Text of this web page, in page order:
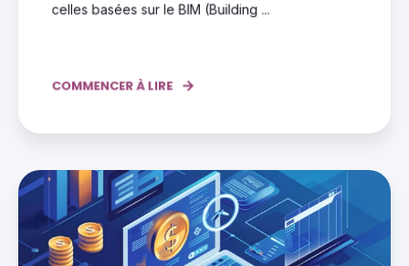
celles basées sur le BIM (Building ...
COMMENCER À LIRE